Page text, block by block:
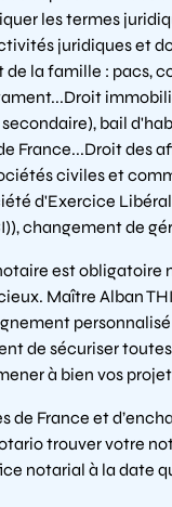
les termes
juridiques et
de la famille : pacs,
bail
France...Droit des
civiles et
d'Exercice
changement de
est
Maître Alban
de sécuriser
à bien vos
de France et
trouver votre
notarial à la date